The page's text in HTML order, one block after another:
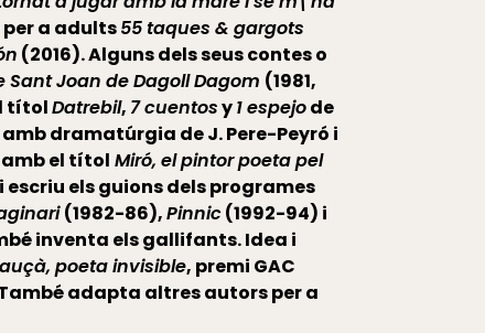
per a adults55 taques & gargots
(2016). Alguns dels seus contes o
Sant Joan de Dagoll Dagom (1981,
títolDatrebil, 7 cuentosy1 espejode
amb dramatúrgia de J. Pere-Peyró i
amb el títol Miró, el pintor poeta pel
escriu els guions dels programes
(1982-86),Pinnic(1992-94) i
inventa els gallifants. Idea i
poeta invisible, premi GAC
adapta altres autors per a